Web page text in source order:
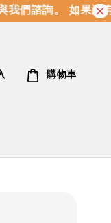
諮詢。 如果沒有
購物車